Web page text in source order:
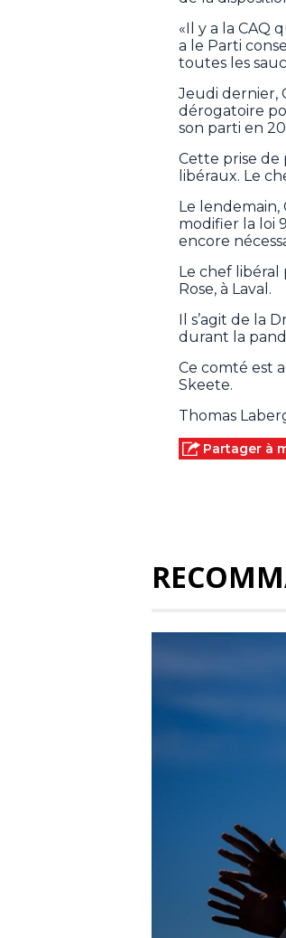
«Il y a la CAQ
a le Parti
toutes les
Jeudi dernier,
dérogatoire
son parti en
Cette prise de
libéraux. Le
Le lendemain,
modifier la loi
encore
Le chef libéral
Rose, à Laval.
Il s’agit de la
durant la
Ce comté est
Skeete.
Thomas
Partager à